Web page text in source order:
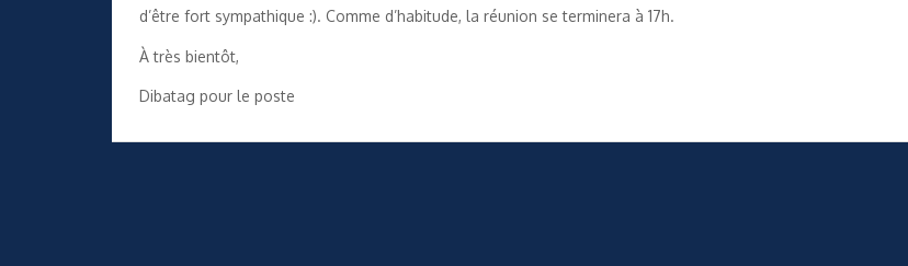
d’être fort sympathique :). Comme d’habitude, la réunion se terminera à 17h.
À très bientôt,
Dibatag pour le poste